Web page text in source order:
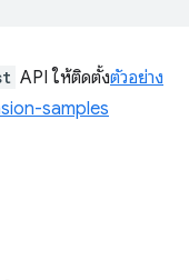
API ให้ติดตั้งตัวอย่าง
samples